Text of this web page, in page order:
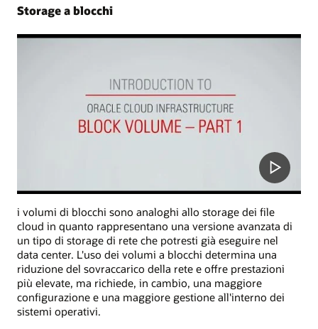
Storage a blocchi
i volumi di blocchi sono analoghi allo storage dei file
cloud in quanto rappresentano una versione avanzata di
un tipo di storage di rete che potresti già eseguire nel
data center. L'uso dei volumi a blocchi determina una
riduzione del sovraccarico della rete e offre prestazioni
più elevate, ma richiede, in cambio, una maggiore
configurazione e una maggiore gestione all'interno dei
sistemi operativi.